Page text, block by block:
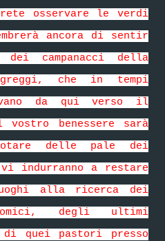
osservare le verdi
ancora di sentir
campanacci della
greggi, che in tempi
da qui verso il
benessere sarà
rotare delle pale dei
indurranno a restare
alla ricerca dei
degli ultimi
quei pastori presso